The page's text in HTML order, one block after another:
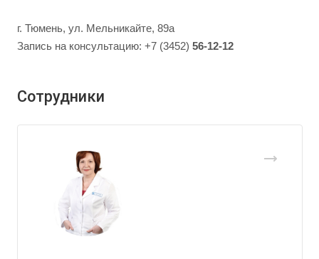
г. Тюмень, ул. Мельникайте, 89а
Запись на консультацию: +7 (3452) 56-12-12
Сотрудники